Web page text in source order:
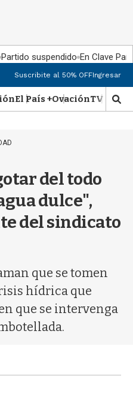
Partido suspendido En Clave País
Suscribite al 50% OFFIngresar
El País +OvaciónTV Show
M
o
q
del todo
dulce",
del sindicato
que se tomen
hídrica que
que se intervenga